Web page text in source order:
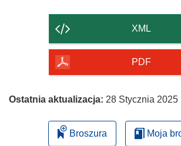
strony
XML
PDF
Ostatnia aktualizacja: 28 Stycznia 2025
Broszura Moja